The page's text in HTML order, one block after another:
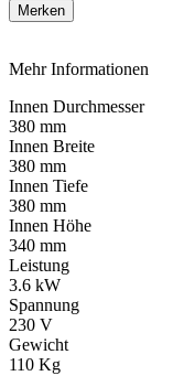
Merken
Mehr Informationen
Innen Durchmesser
380 mm
Innen Breite
380 mm
Innen Tiefe
380 mm
Innen Höhe
340 mm
Leistung
3.6 kW
Spannung
230 V
Gewicht
110 Kg